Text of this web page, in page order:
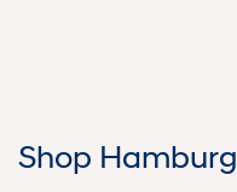
Shop Hamburg